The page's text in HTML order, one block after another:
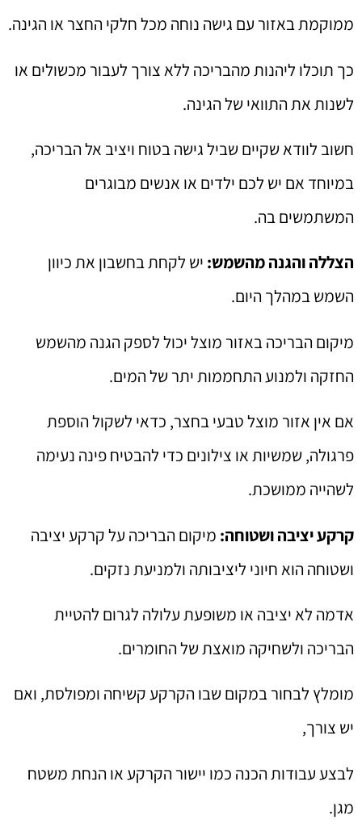
ממוקמת באזור עם גישה נוחה מכל חלקי החצר או הגינה.
כך תוכלו ליהנות מהבריכה ללא צורך לעבור מכשולים או
לשנות את התוואי של הגינה.
חשוב לוודא שקיים שביל גישה בטוח ויציב אל הבריכה,
במיוחד אם יש לכם ילדים או אנשים מבוגרים
המשתמשים בה.
הצללה והגנה מהשמש: יש לקחת בחשבון את כיוון
השמש במהלך היום.
מיקום הבריכה באזור מוצל יכול לספק הגנה מהשמש
החזקה ולמנוע התחממות יתר של המים.
אם אין אזור מוצל טבעי בחצר, כדאי לשקול הוספת
פרגולה, שמשיות או צילונים כדי להבטיח פינה נעימה
לשהייה ממושכת.
קרקע יציבה ושטוחה: מיקום הבריכה על קרקע יציבה
ושטוחה הוא חיוני ליציבותה ולמניעת נזקים.
אדמה לא יציבה או משופעת עלולה לגרום להטיית
הבריכה ולשחיקה מואצת של החומרים.
מומלץ לבחור במקום שבו הקרקע קשיחה ומפולסת, ואם
יש צורך,
לבצע עבודות הכנה כמו יישור הקרקע או הנחת משטח
מגן.